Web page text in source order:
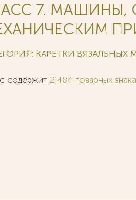
7. МАШИНЫ,
КАРЕТКИ ВЯЗАЛЬНЫХ
содержит 2 484 товарных знака